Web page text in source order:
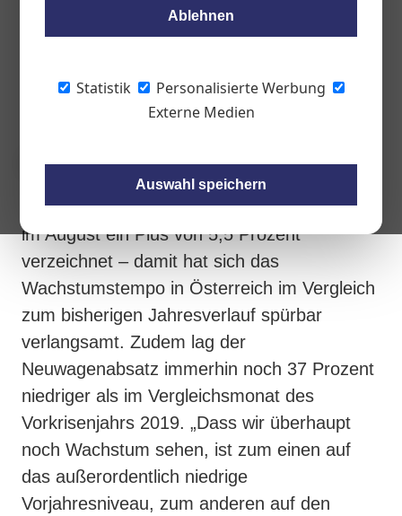
Ablehnen
Statistik
Personalisierte Werbung
Externe Medien
Auswahl speichern
Obwohl der Neuwagenmarkt im August
Vorkrisenniveau nach wie vor eine große
Am österreichischen Neuwagenmarkt wurde
im August ein Plus von 5,5 Prozent
verzeichnet – damit hat sich das
Wachstumstempo in Österreich im Vergleich
zum bisherigen Jahresverlauf spürbar
verlangsamt. Zudem lag der
Neuwagenabsatz immerhin noch 37 Prozent
niedriger als im Vergleichsmonat des
Vorkrisenjahrs 2019. „Dass wir überhaupt
noch Wachstum sehen, ist zum einen auf
das außerordentlich niedrige
Vorjahresniveau, zum anderen auf den